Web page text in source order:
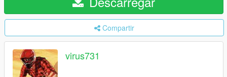
Compartir
virus731